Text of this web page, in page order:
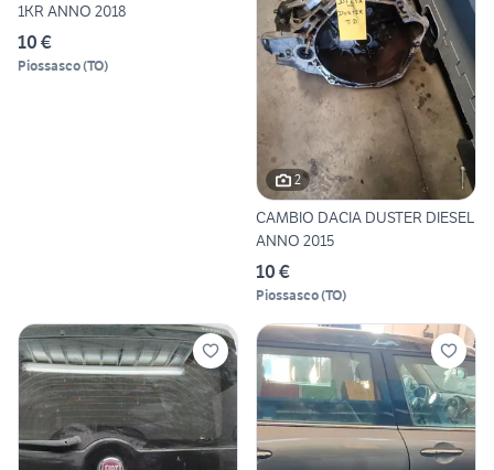
1KR ANNO 2018
10 €
Piossasco(TO)
2
CAMBIO DACIA DUSTER DIESEL
ANNO 2015
10 €
Piossasco(TO)